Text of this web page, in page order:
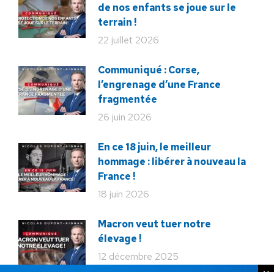
de nos enfants se joue sur le
terrain !
22 juillet 2026
Communiqué : Corse,
l’engrenage d’une France
fragmentée
26 juin 2026
En ce 18 juin, le meilleur
hommage : libérer à nouveau la
France !
18 juin 2026
Macron veut tuer notre
élevage !
12 décembre 2025